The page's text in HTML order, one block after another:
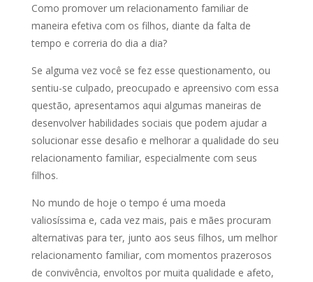
Como promover um relacionamento familiar de
maneira efetiva com os filhos, diante da falta de
tempo e correria do dia a dia?
Se alguma vez você se fez esse questionamento, ou
sentiu-se culpado, preocupado e apreensivo com essa
questão, apresentamos aqui algumas maneiras de
desenvolver habilidades sociais que podem ajudar a
solucionar esse desafio e melhorar a qualidade do seu
relacionamento familiar, especialmente com seus
filhos.
No mundo de hoje o tempo é uma moeda
valiosíssima e, cada vez mais, pais e mães procuram
alternativas para ter, junto aos seus filhos, um melhor
relacionamento familiar, com momentos prazerosos
de convivência, envoltos por muita qualidade e afeto,